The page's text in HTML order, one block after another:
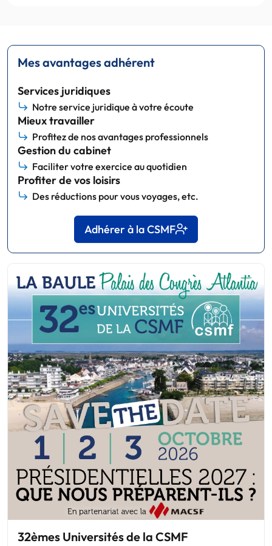
Mes avantages adhérent
Services juridiques
Notre service juridique à votre écoute
Mieux travailler
Profitez de nos avantages professionnels
Gestion du cabinet
Faciliter votre exercice au quotidien
Profiter de vos loisirs
Des réductions pour vous voyages, etc.
Adhérer à la CSMF
32èmes Universités de la CSMF